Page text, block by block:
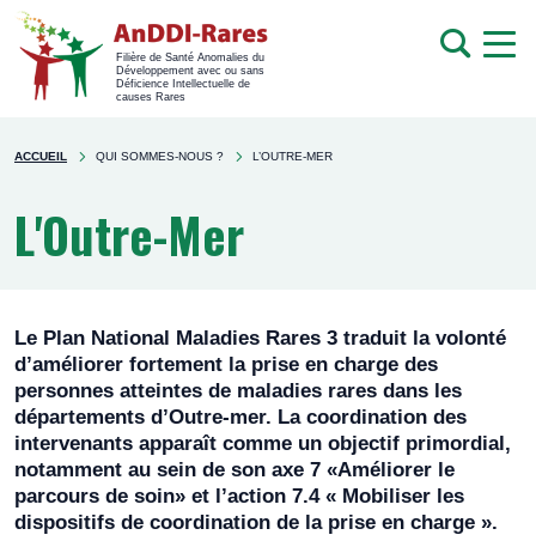
Filière de Santé Anomalies du
Développement avec ou sans
Déficience Intellectuelle de
causes Rares
Rechercher
sur
You're
ACCUEIL QUI SOMMES-NOUS ? L’OUTRE-MER
L'Outre-Mer
Le Plan National Maladies Rares 3 traduit la volonté
d’améliorer fortement la prise en charge des
personnes atteintes de maladies rares dans les
départements d’Outre-mer. La coordination des
intervenants apparaît comme un objectif primordial,
notamment au sein de son axe 7 «Améliorer le
parcours de soin» et l’action 7.4 « Mobiliser les
dispositifs de coordination de la prise en charge ».